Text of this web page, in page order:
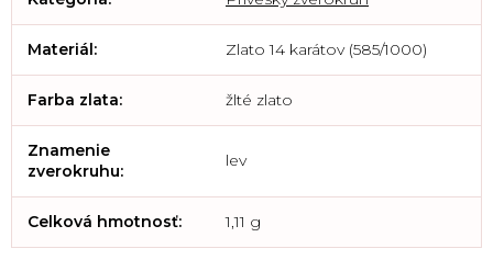
Materiál: Zlato 14 karátov (585/1000)
Farba zlata: žlté zlato
Znamenie
zverokruhu:
lev
Celková hmotnosť: 1,11 g